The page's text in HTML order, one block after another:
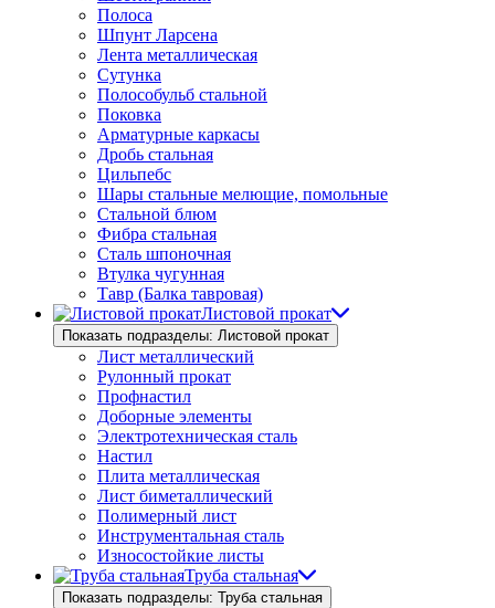
Полоса
Шпунт Ларсена
Лента металлическая
Сутунка
Полособульб стальной
Поковка
Арматурные каркасы
Дробь стальная
Цильпебс
Шары стальные мелющие, помольные
Стальной блюм
Фибра стальная
Сталь шпоночная
Втулка чугунная
Тавр (Балка тавровая)
Листовой прокат
Показать подразделы: Листовой прокат
Лист металлический
Рулонный прокат
Профнастил
Доборные элементы
Электротехническая сталь
Настил
Плита металлическая
Лист биметаллический
Полимерный лист
Инструментальная сталь
Износостойкие листы
Труба стальная
Показать подразделы: Труба стальная